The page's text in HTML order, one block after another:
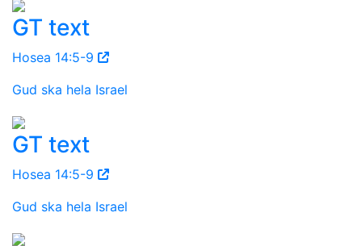
GT text
Hosea 14:5-9
Gud ska hela Israel
GT text
Hosea 14:5-9
Gud ska hela Israel